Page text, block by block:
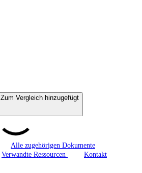
Zum Vergleich hinzugefügt
Alle zugehörigen Dokumente
Verwandte Ressourcen Kontakt